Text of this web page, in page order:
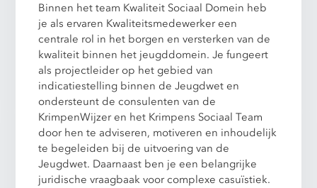
Binnen het team Kwaliteit Sociaal Domein heb
je als ervaren Kwaliteitsmedewerker een
centrale rol in het borgen en versterken van de
kwaliteit binnen het jeugddomein. Je fungeert
als projectleider op het gebied van
indicatiestelling binnen de Jeugdwet en
ondersteunt de consulenten van de
KrimpenWijzer en het Krimpens Sociaal Team
door hen te adviseren, motiveren en inhoudelijk
te begeleiden bij de uitvoering van de
Jeugdwet. Daarnaast ben je een belangrijke
juridische vraagbaak voor complexe casuïstiek.